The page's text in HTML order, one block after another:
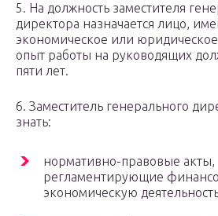
5. На должность заместителя
директора назначается лицо,
экономическое или
опыт работы на руководящих
пяти лет.
6. Заместитель генерального
знать:
нормативно-правовые акты,
регламентирующие
экономическую